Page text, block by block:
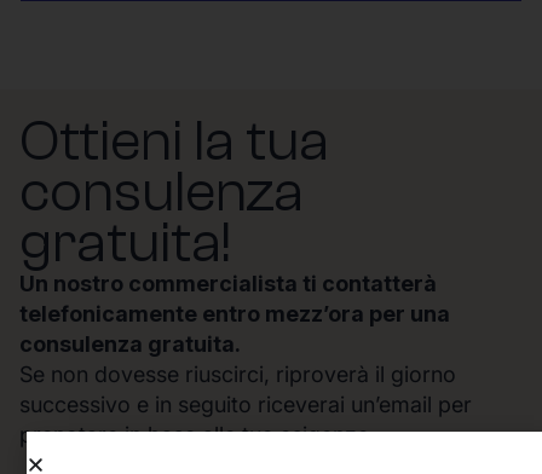
Ottieni la tua
consulenza
gratuita!
Un nostro commercialista ti contatterà
telefonicamente entro mezz’ora per una
consulenza gratuita.
Se non dovesse riuscirci, riproverà il giorno
successivo e in seguito riceverai un’email per
prenotare in base alle tue esigenze.